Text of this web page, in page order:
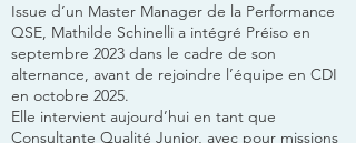
Issue d’un Master Manager de la Performance
QSE, Mathilde Schinelli a intégré Préiso en
septembre 2023 dans le cadre de son
alternance, avant de rejoindre l’équipe en CDI
en octobre 2025.
Elle intervient aujourd’hui en tant que
Consultante Qualité Junior, avec pour missions